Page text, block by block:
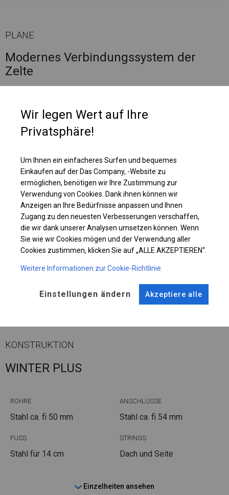
PLANE
Modernes Verbindungssystem der
Zelte
Plane ändern
KONSTRUKTION
WINTER PLUS
ROHRE
Stahl ca. fi 50 mm
ANSCHLÜSSE
Stahl ca. fi 54 mm
FUSS
Stahl für 14 cm
STRINGS
Dach und Seite
Einzelheiten ansehen
Wir legen Wert auf Ihre
Privatsphäre!
Um Ihnen ein einfacheres Surfen und bequemes
Einkaufen auf der Das Company, -Website zu
ermöglichen, benötigen wir Ihre Zustimmung zur
Verwendung von Cookies. Dank ihnen können wir
Anzeigen an Ihre Bedürfnisse anpassen und Ihnen
Zugang zu den neuesten Verbesserungen verschaffen,
die wir dank unserer Analysen umsetzen können. Wenn
Sie wie wir Cookies mögen und der Verwendung aller
Cookies zustimmen, klicken Sie auf „ALLE AKZEPTIEREN“.
Weitere Informationen zur Cookie-Richtlinie
Einstellungen ändern Akzeptiere alle